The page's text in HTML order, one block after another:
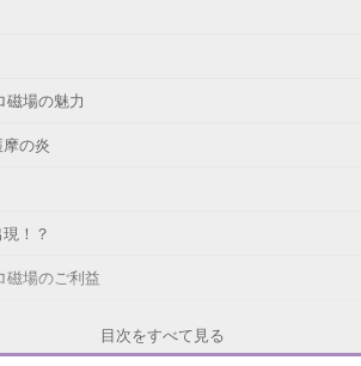
場の魅力
の炎
！？
場のご利益
目次をすべて見る